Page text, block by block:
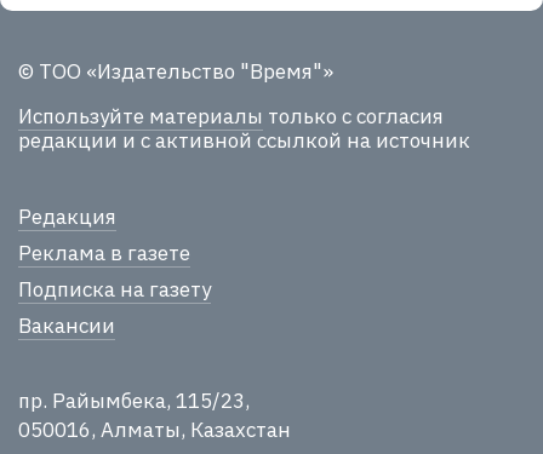
© ТОО «Издательство "Время"»
Используйте материалы только с согласия
редакции и с активной ссылкой на источник
Редакция
Реклама в газете
Подписка на газету
Вакансии
пр. Райымбека, 115/23,
050016, Алматы, Казахстан